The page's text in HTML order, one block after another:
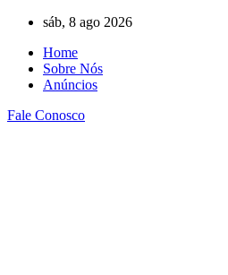
conteúdo
sáb, 8 ago 2026
Home
Sobre Nós
Anúncios
Fale Conosco